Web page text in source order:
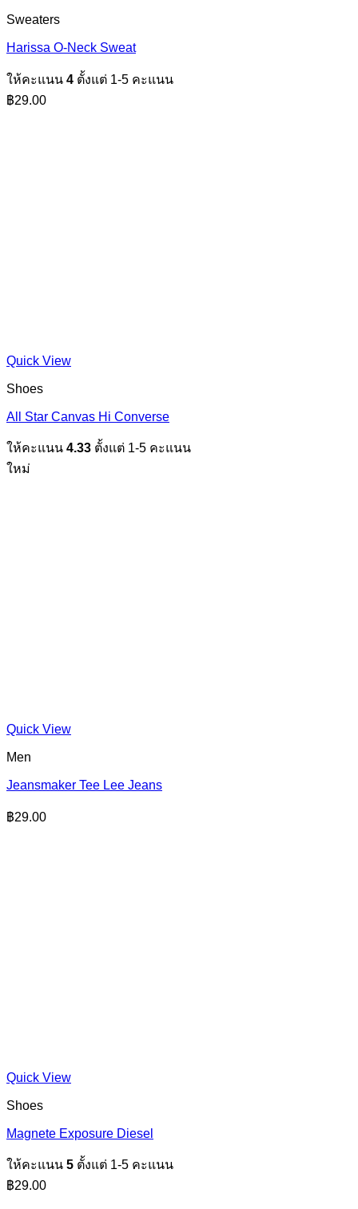
Sweaters
Harissa O-Neck Sweat
ให้คะแนน 4 ตั้งแต่ 1-5 คะแนน
฿29.00
Quick View
Shoes
All Star Canvas Hi Converse
ให้คะแนน 4.33 ตั้งแต่ 1-5 คะแนน
ใหม่
Quick View
Men
Jeansmaker Tee Lee Jeans
฿29.00
Quick View
Shoes
Magnete Exposure Diesel
ให้คะแนน 5 ตั้งแต่ 1-5 คะแนน
฿29.00